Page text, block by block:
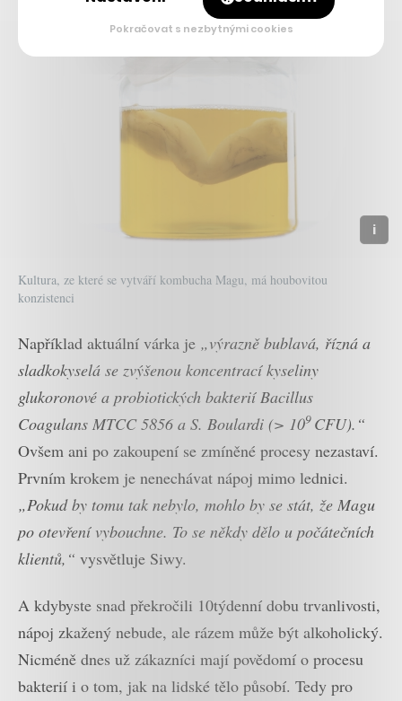
Kultura, ze které se vytváří kombucha Magu, má houbovitou
konzistenci
Například aktuální várka je „výrazně bublavá, řízná a
sladkokyselá se zvýšenou koncentrací kyseliny
glukoronové a probiotických bakterií Bacillus
Coagulans MTCC 5856 a S. Boulardi (> 109 CFU).“
Ovšem ani po zakoupení se zmíněné procesy nezastaví.
Prvním krokem je nenechávat nápoj mimo lednici.
„Pokud by tomu tak nebylo, mohlo by se stát, že Magu
po otevření vybouchne. To se někdy dělo u počátečních
klientů,“ vysvětluje Siwy.
A kdybyste snad překročili 10týdenní dobu trvanlivosti,
nápoj zkažený nebude, ale rázem může být alkoholický.
Nicméně dnes už zákazníci mají povědomí o procesu
bakterií i o tom, jak na lidské tělo působí. Tedy pro
Pokračovat s nezbytnými cookies